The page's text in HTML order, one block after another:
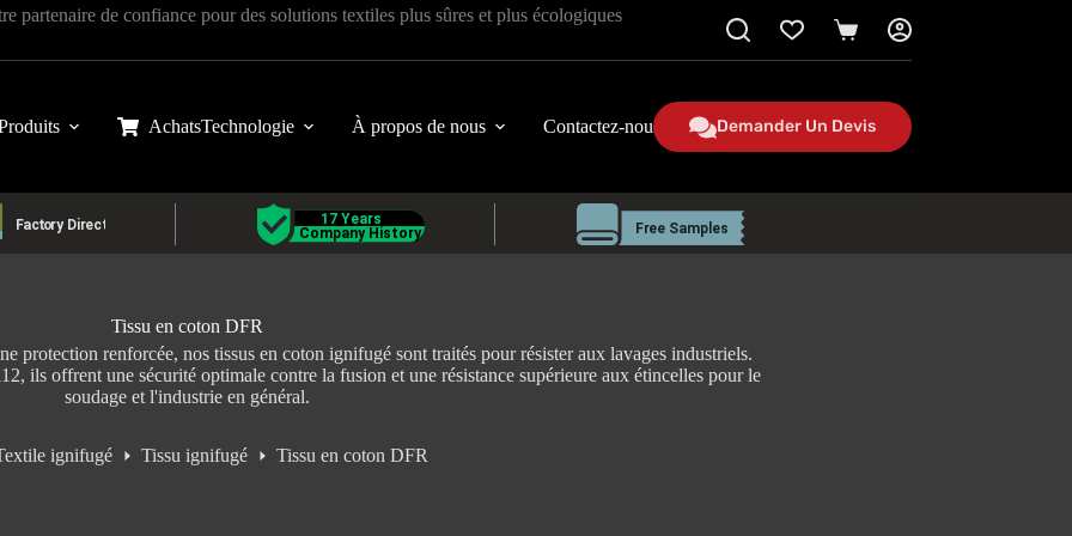
partenaire de confiance pour des solutions textiles plus sûres et plus écologiques
Panier
AchatsTechnologie À propos de nous Contactez-nous Demander Un Devis
Tissu en coton DFR
protection renforcée, nos tissus en coton ignifugé sont traités pour résister aux lavages industriels.
ils offrent une sécurité optimale contre la fusion et une résistance supérieure aux étincelles pour le
soudage et l'industrie en général.
ignifugé Tissu ignifugé Tissu en coton DFR